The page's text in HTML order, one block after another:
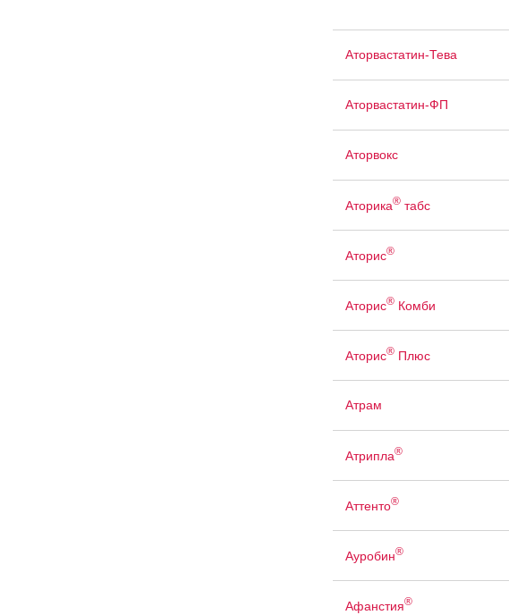
Аторвастатин-Тева
Аторвастатин-ФП
Аторвокс
Аторика®табс
Аторис®
Аторис®Комби
Аторис®Плюс
Атрам
Атрипла®
Аттенто®
Ауробин®
Афанстия®